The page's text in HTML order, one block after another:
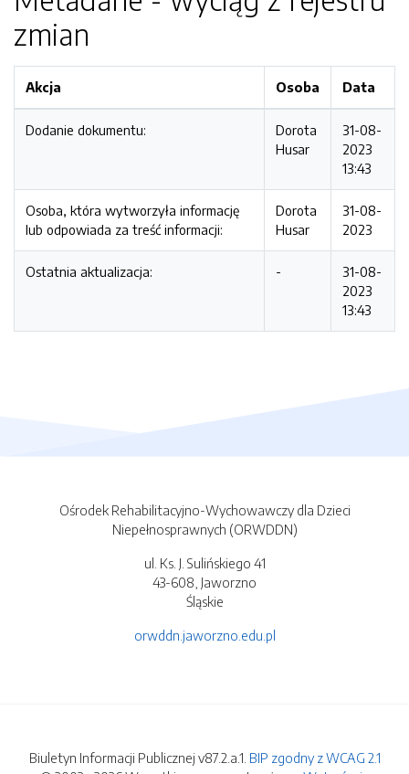
zmian
Akcja Osoba Data
Dodanie dokumentu:
Dorota
Husar
31-08-
2023
13:43
Osoba, która wytworzyła informację
lub odpowiada za treść informacji:
Dorota
Husar
31-08-
2023
Ostatnia aktualizacja: -
31-08-
2023
13:43
Ośrodek Rehabilitacyjno-Wychowawczy dla Dzieci
Niepełnosprawnych (ORWDDN)
ul. Ks. J. Sulińskiego 41
43-608, Jaworzno
Śląskie
orwddn.jaworzno.edu.pl
Biuletyn Informacji Publicznej v87.2.a.1. BIP zgodny z WCAG 2.1